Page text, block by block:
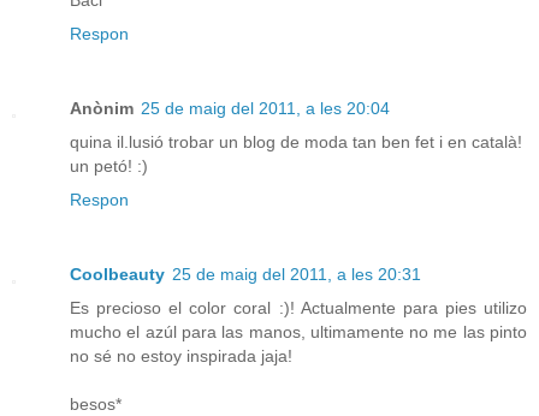
Respon
Anònim 25 de maig del 2011, a les 20:04
quina il.lusió trobar un blog de moda tan ben fet i en català!
un petó! :)
Respon
Coolbeauty 25 de maig del 2011, a les 20:31
Es precioso el color coral :)! Actualmente para pies utilizo
mucho el azúl para las manos, ultimamente no me las pinto
no sé no estoy inspirada jaja!
besos*